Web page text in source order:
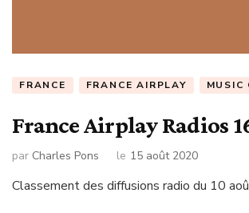
FRANCE FRANCE AIRPLAY MUSIC
France Airplay Radios
par Charles Pons le 15 août 2020
Classement des diffusions radio du 10